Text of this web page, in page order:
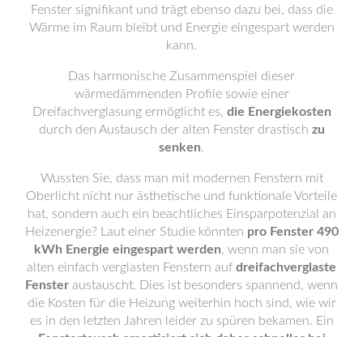
Fenster signifikant und trägt ebenso dazu bei, dass die
Wärme im Raum bleibt und Energie eingespart werden
kann.
Das harmonische Zusammenspiel dieser
wärmedämmenden Profile sowie einer
Dreifachverglasung ermöglicht es, die Energiekosten
durch den Austausch der alten Fenster drastisch zu
senken.
Wussten Sie, dass man mit modernen Fenstern mit
Oberlicht nicht nur ästhetische und funktionale Vorteile
hat, sondern auch ein beachtliches Einsparpotenzial an
Heizenergie? Laut einer Studie könnten pro Fenster 490
kWh Energie eingespart werden, wenn man sie von
alten einfach verglasten Fenstern auf dreifachverglaste
Fenster austauscht. Dies ist besonders spannend, wenn
die Kosten für die Heizung weiterhin hoch sind, wie wir
es in den letzten Jahren leider zu spüren bekamen. Ein